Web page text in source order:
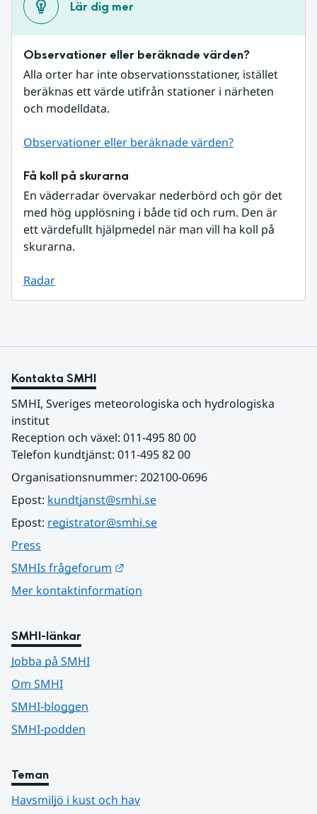
Lär dig mer
Observationer eller beräknade värden?
Alla orter har inte observationsstationer, istället
beräknas ett värde utifrån stationer i närheten
och modelldata.
Observationer eller beräknade värden?
Få koll på skurarna
En väderradar övervakar nederbörd och gör det
med hög upplösning i både tid och rum. Den är
ett värdefullt hjälpmedel när man vill ha koll på
skurarna.
Radar
Kontakta SMHI
SMHI, Sveriges meteorologiska och hydrologiska
institut
Reception och växel: 011-495 80 00
Telefon kundtjänst: 011-495 82 00
Organisationsnummer: 202100-0696
Epost: kundtjanst@smhi.se
Epost: registrator@smhi.se
Press
SMHIs frågeforum
Mer kontaktinformation
SMHI-länkar
Jobba på SMHI
Om SMHI
SMHI-bloggen
SMHI-podden
Teman
Havsmiljö i kust och hav